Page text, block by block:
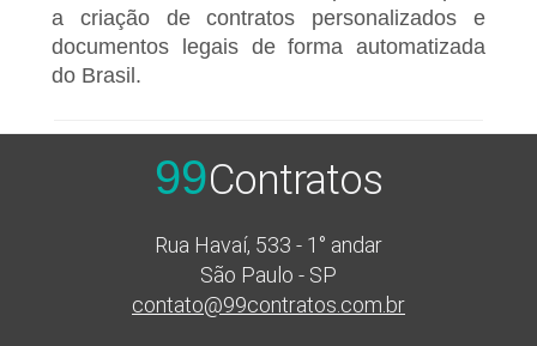
a criação de contratos personalizados e
documentos legais de forma automatizada
do Brasil.
99Contratos
Rua Havaí, 533 - 1° andar
São Paulo - SP
contato@99contratos.com.br